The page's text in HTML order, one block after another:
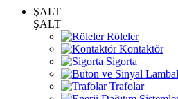
ŞALT
ŞALT
Röleler
Kontaktör
Sigorta
Trafolar